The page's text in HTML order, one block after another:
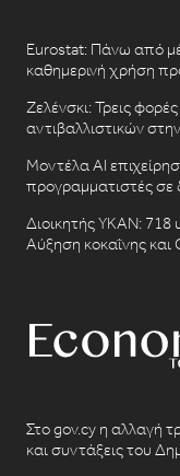
Eurostat: Πάνω από
καθημερινή χρήση
Ζελένσκι: Τρεις
αντιβαλλιστικών
Μοντέλα AI
προγραμματιστές σε
Διοικητής ΥΚΑΝ: 718
Αύξηση κοκαΐνης και
Στο gov.cy η αλλαγή
και συντάξεις του